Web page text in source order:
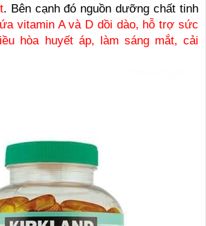
. Bên cạnh đó nguồn dưỡng chất tinh
vitamin A và D dồi dào, hỗ trợ sức
hòa huyết áp, làm sáng mắt, cải